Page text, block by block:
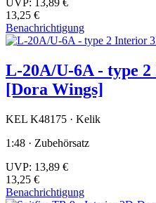
13,25 €
Benachrichtigung
L-20A/U-6A - type
[Dora Wings]
KEL K48175 · Kelik
1:48 · Zubehörsatz
UVP: 13,89 €
13,25 €
Benachrichtigung